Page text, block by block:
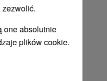
one absolutnie
plików cookie.